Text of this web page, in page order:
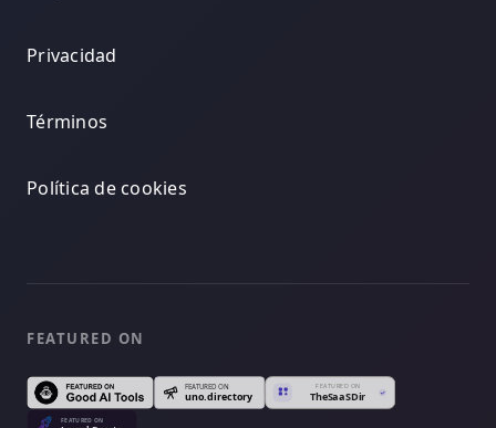
Privacidad
Términos
Política de cookies
FEATURED ON